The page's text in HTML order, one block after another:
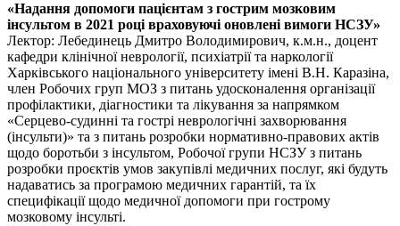
«Надання допомоги пацієнтам з гострим мозковим
інсультом в 2021 році враховуючі оновлені вимоги НСЗУ»
Лектор: Лебединець Дмитро Володимирович, к.м.н., доцент
кафедри клінічної неврології, психіатрії та наркології
Харківського національного університету імені В.Н. Каразіна,
член Робочих груп МОЗ з питань удосконалення організації
профілактики, діагностики та лікування за напрямком
«Серцево-судинні та гострі неврологічні захворювання
(інсульти)» та з питань розробки нормативно-правових актів
щодо боротьби з інсультом, Робочої групи НСЗУ з питань
розробки проєктів умов закупівлі медичних послуг, які будуть
надаватись за програмою медичних гарантій, та їх
специфікації щодо медичної допомоги при гострому
мозковому інсульті.